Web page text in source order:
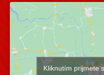
Kliknutím prijmete